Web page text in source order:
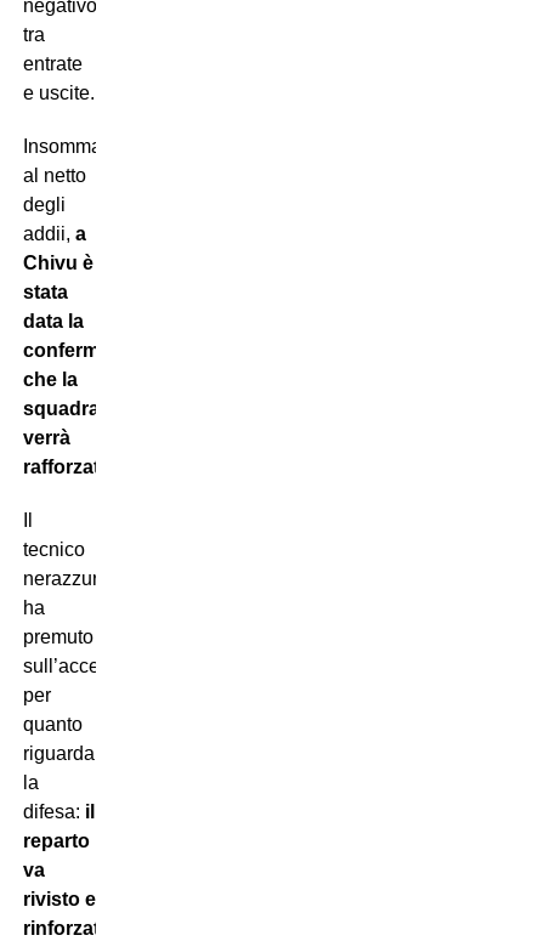
negativo
tra
entrate
e uscite.
Insomma,
al netto
degli
addii, a
Chivu è
stata
data la
conferma
che la
squadra
verrà
rafforzata
tecnico
nerazzurro
ha
premuto
sull’acceleratore
per
quanto
riguarda
la
difesa: il
reparto
va
rivisto e
rinforzato